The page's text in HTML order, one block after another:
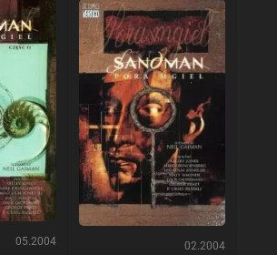
05.2004 02.2004